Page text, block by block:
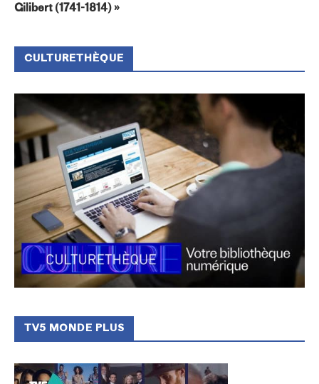
Gilibert (1741-1814) »
CULTURETHÈQUE
TV5 MONDE PLUS